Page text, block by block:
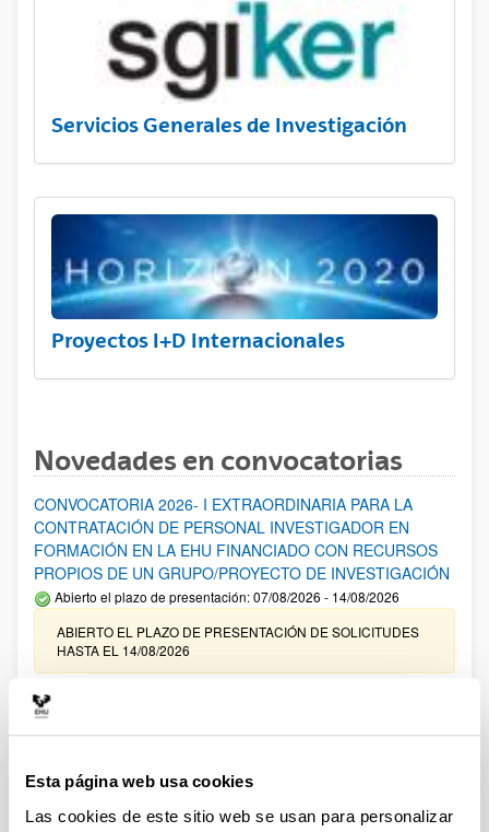
Esta página web usa cookies
Las cookies de este sitio web se usan para personalizar
Servicios Generales de Investigación
Proyectos I+D Internacionales
Novedades en convocatorias
CONVOCATORIA 2026- I EXTRAORDINARIA PARA LA
CONTRATACIÓN DE PERSONAL INVESTIGADOR EN
FORMACIÓN EN LA EHU FINANCIADO CON RECURSOS
PROPIOS DE UN GRUPO/PROYECTO DE INVESTIGACIÓN
Abierto el plazo de presentación: 07/08/2026 - 14/08/2026
ABIERTO EL PLAZO DE PRESENTACIÓN DE SOLICITUDES
HASTA EL 14/08/2026
Ayudas para financiación de la adquisición y renovación de
infraestructura científica y fondos bibliográficos en la
Trámite abierto
25/03/2026: Corrección de errores del listado provisional de
solicitudes admitidas y excluidas. 23/03/2026: Relación